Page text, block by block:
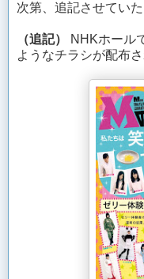
次第、追記させていた
（追記）
NHKホール
ようなチラシが配布